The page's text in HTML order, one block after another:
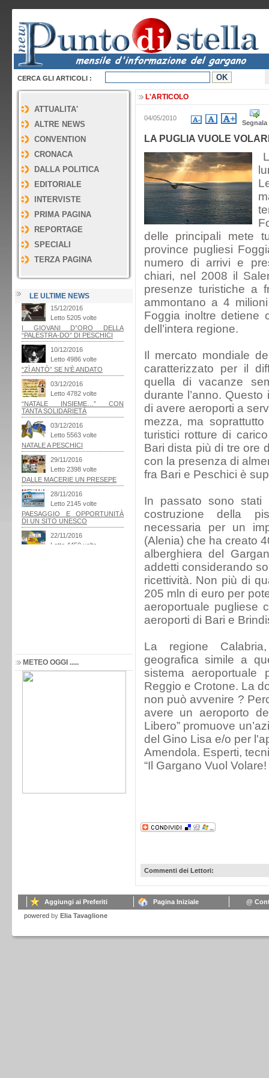
CERCA GLI ARTICOLI :
ATTUALITA'
ALTRE NEWS
CONVENTION
CRONACA
DALLA POLITICA
EDITORIALE
INTERVISTE
PRIMA PAGINA
REPORTAGE
SPECIALI
TERZA PAGINA
LE ULTIME NEWS
METEO OGGI .....
L'ARTICOLO
04/05/2010
Segnala
LA PUGLIA VUOLE
delle principali mete
province pugliesi
numero di arrivi e
chiari, nel 2008 il
presenze turistiche a
ammontano a 4
Foggia inoltre detiene
dell’intera regione.
Il mercato mondiale
caratterizzato per il
quella di vacanze
durante l’anno.
di avere aeroporti a
mezza, ma
turistici rotture di
Bari dista più di tre ore
con la presenza di
fra Bari e Peschici è
In passato sono
costruzione della
necessaria per un
(Alenia) che ha creato
alberghiera del
addetti considerando
ricettività. Non più di
205 mln di euro per
aeroportuale pugliese
aeroporti di Bari e
La regione
geografica simile a
sistema aeroportuale
Reggio e Crotone. La
non può avvenire ?
avere un aeroporto
Libero” promuove
del Gino Lisa e/o per
Amendola. Esperti,
“Il Gargano Vuol Volare!
Commenti dei Lettori:
Aggiungi ai Preferiti Pagina Iniziale
@
powered by Elia Tavaglione